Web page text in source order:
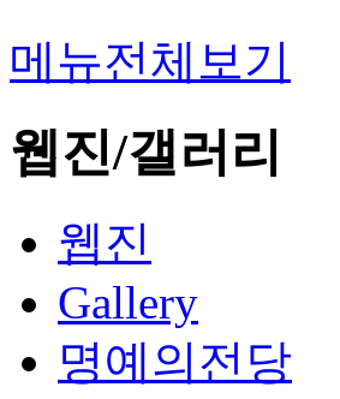
메뉴전체보기
웹진/갤러리
웹진
Gallery
명예의전당